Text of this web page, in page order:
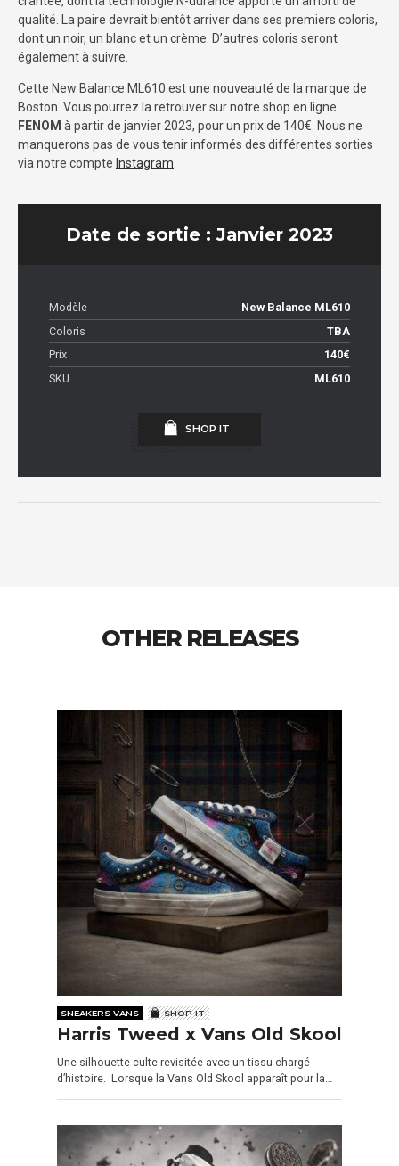
qualité. La paire devrait bientôt arriver dans ses premiers coloris,
dont un noir, un blanc et un crème. D’autres coloris seront
également à suivre.
Cette New Balance ML610 est une nouveauté de la marque de
Boston. Vous pourrez la retrouver sur notre shop en ligne
FENOM à partir de janvier 2023, pour un prix de 140€. Nous ne
manquerons pas de vous tenir informés des différentes sorties
via notre compte Instagram
Date de sortie : Janvier 2023
Modèle
New Balance ML610
Coloris
TBA
Prix
140€
SKU
ML610
SHOP IT
OTHER RELEASES
SNEAKERS VANS SHOP IT
Harris Tweed x Vans Old Skool
Une silhouette culte revisitée avec un tissu chargé
d’histoire. Lorsque la Vans Old Skool apparaît pour la…